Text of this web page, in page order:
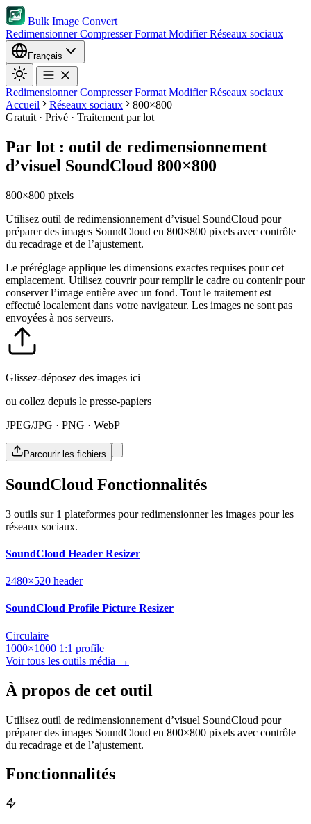
Bulk Image Convert
RedimensionnerCompresserFormat ModifierRéseaux sociaux
Français
RedimensionnerCompresserFormat ModifierRéseaux sociaux
Accueil
Réseaux sociaux
800×800
Gratuit · Privé · Traitement par lot
Par lot : outil de redimensionnement
d’visuel SoundCloud 800×800
800×800 pixels
Utilisez outil de redimensionnement d’visuel SoundCloud pour
préparer des images SoundCloud en 800×800 pixels avec contrôle
du recadrage et de l’ajustement.
Le préréglage applique les dimensions exactes requises pour cet
emplacement. Utilisez couvrir pour remplir le cadre ou contenir pour
conserver l’image entière avec un fond. Tout le traitement est
effectué localement dans votre navigateur. Les images ne sont pas
envoyées à nos serveurs.
Glissez-déposez des images ici
ou collez depuis le presse-papiers
JPEG/JPG · PNG · WebP
Parcourir les fichiers
SoundCloud Fonctionnalités
3 outils sur 1 plateformes pour redimensionner les images pour les
réseaux sociaux.
SoundCloud Header Resizer
2480×520 header
SoundCloud Profile Picture Resizer
Circulaire
1000×1000 1:1 profile
Voir tous les outils média →
À propos de cet outil
Utilisez outil de redimensionnement d’visuel SoundCloud pour
préparer des images SoundCloud en 800×800 pixels avec contrôle
du recadrage et de l’ajustement.
Fonctionnalités